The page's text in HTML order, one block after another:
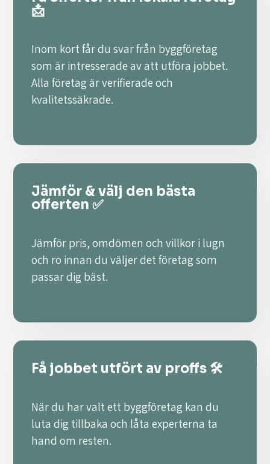
📩
Inom kort får du svar från byggföretag
som är intresserade av att utföra jobbet.
Alla företag är verifierade och
kvalitetssäkrade.
Jämför & välj den bästa
offerten ✅
Jämför pris, omdömen och villkor i lugn
och ro innan du väljer det företag som
passar dig bäst.
Få jobbet utfört av proffs 🛠️
När du har valt ett byggföretag kan du
luta dig tillbaka och låta experterna ta
hand om resten.